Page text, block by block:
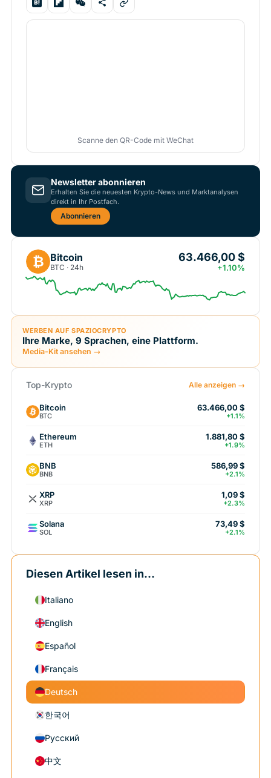
Scanne den QR-Code mit WeChat
Newsletter abonnieren
Erhalten Sie die neuesten Krypto-News und Marktanalysen
direkt in Ihr Postfach.
Abonnieren
₿ Bitcoin
BTC · 24h
63.466,00 $
+1.10%
WERBEN AUF SPAZIOCRYPTO
Ihre Marke, 9 Sprachen, eine Plattform.
Media-Kit ansehen →
Top-Krypto Alle anzeigen →
Bitcoin
BTC
63.466,00 $
+1.1%
Ethereum
ETH
1.881,80 $
+1.9%
BNB
BNB
586,99 $
+2.1%
XRP
XRP
1,09 $
+2.3%
Solana
SOL
73,49 $
+2.1%
Diesen Artikel lesen in...
Italiano
English
Español
Français
Deutsch
한국어
Русский
中文